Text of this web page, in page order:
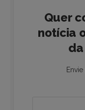
Quer
notícia